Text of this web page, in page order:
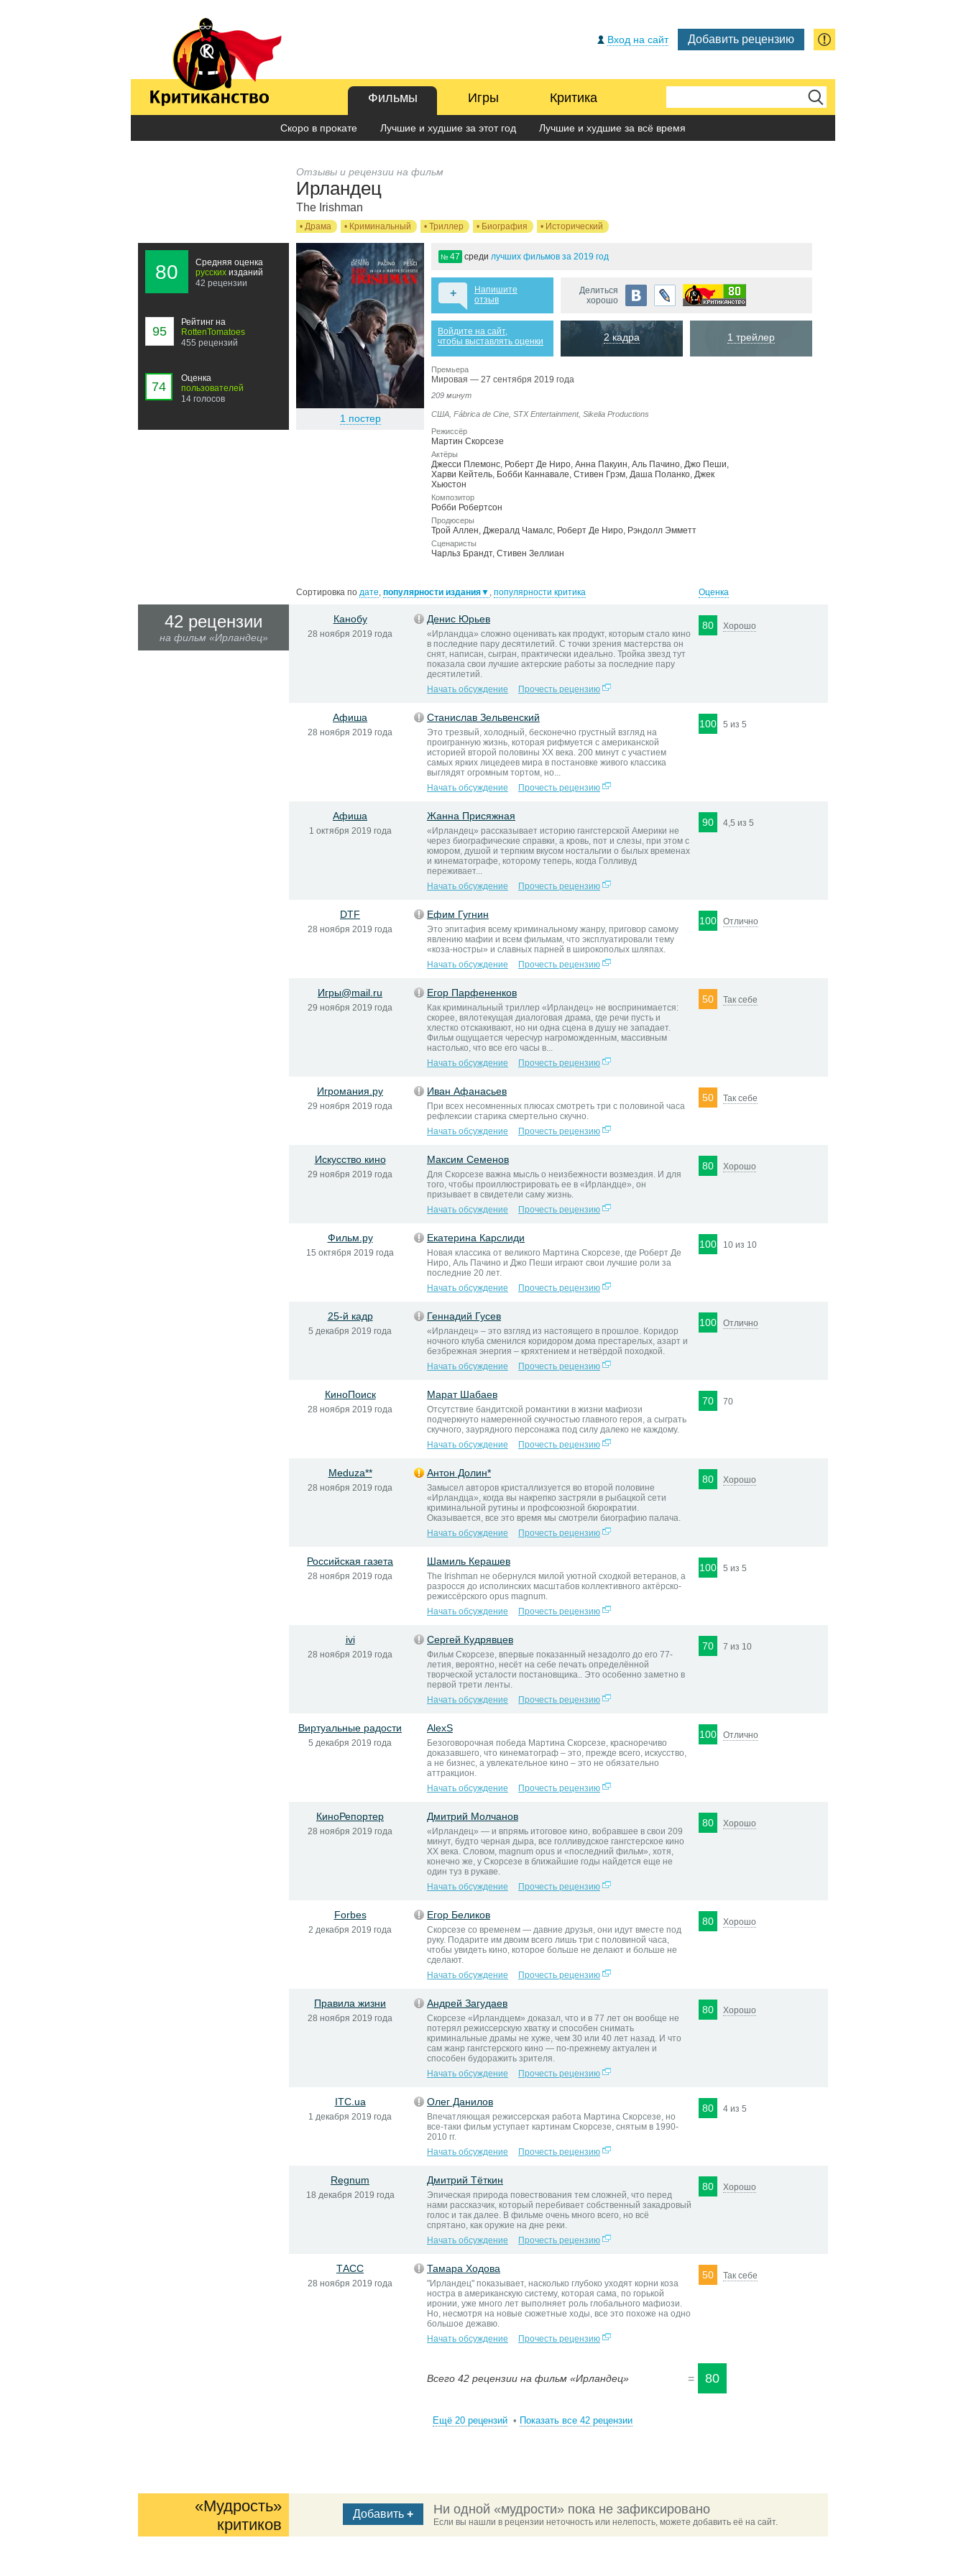
Вход на сайт Добавить рецензию
Фильмы
Скоро в прокате Лучшие и худшие за этот год Лучшие и худшие за всё время
Игры Критика
Отзывы и рецензии на фильм
Ирландец
The Irishman
• Драма • Криминальный • Триллер • Биография • Исторический
80
Средняя оценка
русских изданий
42 рецензии
95
Рейтинг на
RottenTomatoes
455 рецензий
74
Оценка
пользователей
14 голосов
1 постер
№47 среди лучших фильмов за 2019 год
+
Напишите
отзыв
Делиться
хорошо
Войдите на сайт,
чтобы выставлять оценки
2 кадра 1 трейлер
Премьера
Мировая — 27 сентября 2019 года
209 минут
США, Fábrica de Cine STX Entertainment, Sikelia Productions
Режиссёр
Мартин Скорсезе
Актёры
Джесси Племонс, Роберт Де Ниро, Анна Пакуин, Аль Пачино, Джо Пеши,
Харви Кейтель, Бобби Каннавале, Стивен Грэм, Даша Поланко, Джек
Хьюстон
Композитор
Робби Робертсон
Продюсеры
Трой Аллен, Джералд Чамалс, Роберт Де Ниро, Рэндолл Эмметт
Сценаристы
Чарльз Брандт, Стивен Зеллиан
Сортировка по дате, популярности издания▼ , популярности критика Оценка
42 рецензии
на фильм «Ирландец»
Канобу
28 ноября 2019 года
Денис Юрьев
«Ирландца» сложно оценивать как продукт, которым стало кино
в последние пару десятилетий. С точки зрения мастерства он
снят, написан, сыгран, практически идеально. Тройка звезд тут
показала свои лучшие актерские работы за последние пару
десятилетий.
Начать обсуждение
Прочесть рецензию
80 Хорошо
Афиша
28 ноября 2019 года
Станислав Зельвенский
Это трезвый, холодный, бесконечно грустный взгляд на
проигранную жизнь, которая рифмуется с американской
историей второй половины XX века. 200 минут с участием
самых ярких лицедеев мира в постановке живого классика
выглядят огромным тортом, но...
Начать обсуждение
Прочесть рецензию
100 5 из 5
Афиша
1 октября 2019 года
Жанна Присяжная
«Ирландец» рассказывает историю гангстерской Америки не
через биографические справки, а кровь, пот и слезы, при этом с
юмором, душой и терпким вкусом ностальгии о былых временах
и кинематографе, которому теперь, когда Голливуд
переживает...
Начать обсуждение
Прочесть рецензию
90 4,5 из 5
DTF
28 ноября 2019 года
Ефим Гугнин
Это эпитафия всему криминальному жанру, приговор самому
явлению мафии и всем фильмам, что эксплуатировали тему
«коза-ностры» и славных парней в широкополых шляпах.
Начать обсуждение
Прочесть рецензию
100 Отлично
Игры@mail.ru
29 ноября 2019 года
Егор Парфененков
Как криминальный триллер «Ирландец» не воспринимается:
скорее, вялотекущая диалоговая драма, где речи пусть и
хлестко отскакивают, но ни одна сцена в душу не западает.
Фильм ощущается чересчур нагроможденным, массивным
настолько, что все его часы в...
Начать обсуждение
Прочесть рецензию
50 Так себе
Игромания.ру
29 ноября 2019 года
Иван Афанасьев
При всех несомненных плюсах смотреть три с половиной часа
рефлексии старика смертельно скучно.
Начать обсуждение
Прочесть рецензию
50 Так себе
Искусство кино
29 ноября 2019 года
Максим Семенов
Для Скорсезе важна мысль о неизбежности возмездия. И для
того, чтобы проиллюстрировать ее в «Ирландце», он
призывает в свидетели саму жизнь.
Начать обсуждение
Прочесть рецензию
80 Хорошо
Фильм.ру
15 октября 2019 года
Екатерина Карслиди
Новая классика от великого Мартина Скорсезе, где Роберт Де
Ниро, Аль Пачино и Джо Пеши играют свои лучшие роли за
последние 20 лет.
Начать обсуждение
Прочесть рецензию
100 10 из 10
25-й кадр
5 декабря 2019 года
Геннадий Гусев
«Ирландец» – это взгляд из настоящего в прошлое. Коридор
ночного клуба сменился коридором дома престарелых, азарт и
безбрежная энергия – кряхтением и нетвёрдой походкой.
Начать обсуждение
Прочесть рецензию
100 Отлично
КиноПоиск
28 ноября 2019 года
Марат Шабаев
Отсутствие бандитской романтики в жизни мафиози
подчеркнуто намеренной скучностью главного героя, а сыграть
скучного, заурядного персонажа под силу далеко не каждому.
Начать обсуждение
Прочесть рецензию
70 70
Meduza**
28 ноября 2019 года
Антон Долин*
Замысел авторов кристаллизуется во второй половине
«Ирландца», когда вы накрепко застряли в рыбацкой сети
криминальной рутины и профсоюзной бюрократии.
Оказывается, все это время мы смотрели биографию палача.
Начать обсуждение
Прочесть рецензию
80 Хорошо
Российская газета
28 ноября 2019 года
Шамиль Керашев
The Irishman не обернулся милой уютной сходкой ветеранов, а
разросся до исполинских масштабов коллективного актёрско-
режиссёрского opus magnum.
Начать обсуждение
Прочесть рецензию
100 5 из 5
ivi
28 ноября 2019 года
Сергей Кудрявцев
Фильм Скорсезе, впервые показанный незадолго до его 77-
летия, вероятно, несёт на себе печать определённой
творческой усталости постановщика.. Это особенно заметно в
первой трети ленты.
Начать обсуждение
Прочесть рецензию
70 7 из 10
Виртуальные радости
5 декабря 2019 года
AlexS
Безоговорочная победа Мартина Скорсезе, красноречиво
доказавшего, что кинематограф – это, прежде всего, искусство,
а не бизнес, а увлекательное кино – это не обязательно
аттракцион.
Начать обсуждение
Прочесть рецензию
100 Отлично
КиноРепортер
28 ноября 2019 года
Дмитрий Молчанов
«Ирландец» — и впрямь итоговое кино, вобравшее в свои 209
минут, будто черная дыра, все голливудское гангстерское кино
XX века. Словом, magnum opus и «последний фильм», хотя,
конечно же, у Скорсезе в ближайшие годы найдется еще не
один туз в рукаве.
Начать обсуждение
Прочесть рецензию
80 Хорошо
Forbes
2 декабря 2019 года
Егор Беликов
Скорсезе со временем — давние друзья, они идут вместе под
руку. Подарите им двоим всего лишь три с половиной часа,
чтобы увидеть кино, которое больше не делают и больше не
сделают.
Начать обсуждение
Прочесть рецензию
80 Хорошо
Правила жизни
28 ноября 2019 года
Андрей Загудаев
Скорсезе «Ирландцем» доказал, что и в 77 лет он вообще не
потерял режиссерскую хватку и способен снимать
криминальные драмы не хуже, чем 30 или 40 лет назад. И что
сам жанр гангстерского кино — по‑прежнему актуален и
способен будоражить зрителя.
Начать обсуждение
Прочесть рецензию
80 Хорошо
ITC.ua
1 декабря 2019 года
Олег Данилов
Впечатляющая режиссерская работа Мартина Скорсезе, но
все-таки фильм уступает картинам Скорсезе, снятым в 1990-
2010 гг.
Начать обсуждение
Прочесть рецензию
80 4 из 5
Regnum
18 декабря 2019 года
Дмитрий Тёткин
Эпическая природа повествования тем сложней, что перед
нами рассказчик, который перебивает собственный закадровый
голос и так далее. В фильме очень много всего, но всё
спрятано, как оружие на дне реки.
Начать обсуждение
Прочесть рецензию
80 Хорошо
ТАСС
28 ноября 2019 года
Тамара Ходова
"Ирландец" показывает, насколько глубоко уходят корни коза
ностра в американскую систему, которая сама, по горькой
иронии, уже много лет выполняет роль глобального мафиози.
Но, несмотря на новые сюжетные ходы, все это похоже на одно
большое дежавю.
Начать обсуждение
Прочесть рецензию
50 Так себе
= 80
Всего 42 рецензии на фильм «Ирландец»
Ещё 20 рецензий • Показать все 42 рецензии
«Мудрость»
критиков
Добавить + Ни одной «мудрости» пока не зафиксировано
Если вы нашли в рецензии неточность или нелепость, можете добавить её на сайт.